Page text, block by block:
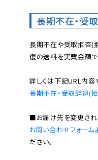
長期不在・受
長期不在や受取拒否(
復の送料を実費金額で
長期不在・受取辞退(
お問い合わせフォーム
ださい。